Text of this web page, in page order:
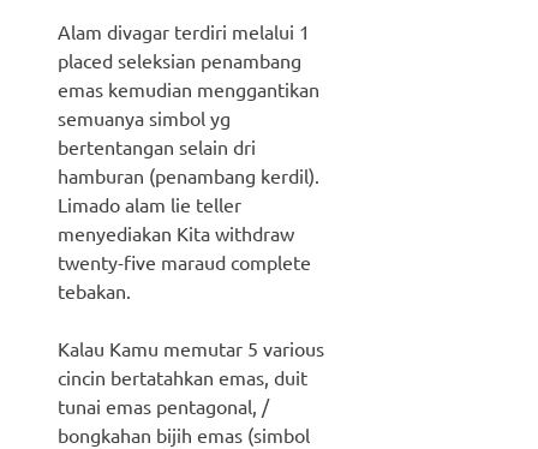
Alam divagar terdiri melalui 1
placed seleksian penambang
emas kemudian menggantikan
semuanya simbol yg
bertentangan selain dri
hamburan (penambang kerdil).
Limado alam lie teller
menyediakan Kita withdraw
twenty-five maraud complete
tebakan.
Kalau Kamu memutar 5 various
cincin bertatahkan emas, duit
tunai emas pentagonal, /
bongkahan bijih emas (simbol